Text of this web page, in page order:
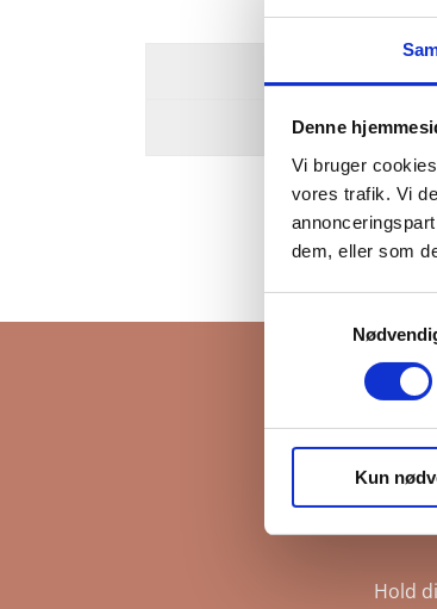
Denne
Vi bruger
vores trafik. Vi
dem, eller som
Kun
Hold